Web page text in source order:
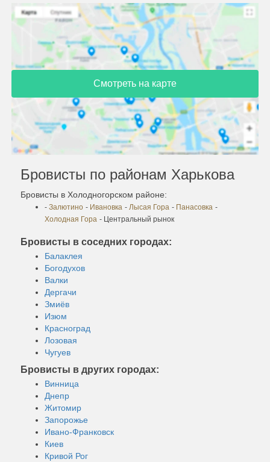
Смотреть на карте
Бровисты по районам Харькова
Бровисты в Холодногорском районе:
- Залютино - Ивановка - Лысая Гора - Панасовка -
Холодная Гора - Центральный рынок
Бровисты в соседних городах:
Балаклея
Богодухов
Валки
Дергачи
Змиёв
Изюм
Красноград
Лозовая
Чугуев
Бровисты в других городах:
Винница
Днепр
Житомир
Запорожье
Ивано-Франковск
Киев
Кривой Рог